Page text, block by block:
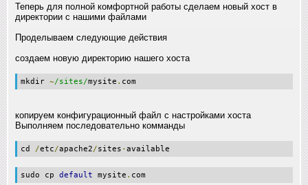
Теперь для полной комфортной работы сделаем новый хост в
директории с нашими файлами
Проделываем следующие действия
создаем новую директорию нашего хоста
mkdir ~/sites/mysite . com
копируем конфигурационный файл с настройками хоста
Выполняем последовательно комманды
cd /etc/apache2/sites -available
sudo cp default mysite . com